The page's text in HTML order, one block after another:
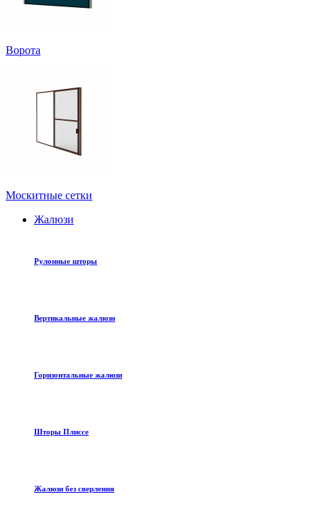
Ворота
Москитные сетки
Жалюзи
Рулонные шторы
Вертикальные жалюзи
Горизонтальные жалюзи
Шторы Плиссе
Жалюзи без сверления